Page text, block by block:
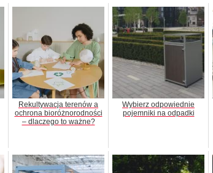
Rekultywacja terenów a
ochrona bioróżnorodności
– dlaczego to ważne?
Wybierz odpowiednie
pojemniki na odpadki